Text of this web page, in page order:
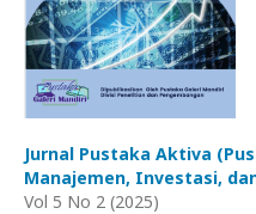
Jurnal Pustaka Aktiva
Manajemen, Investasi,
Vol 5 No 2 (2025)